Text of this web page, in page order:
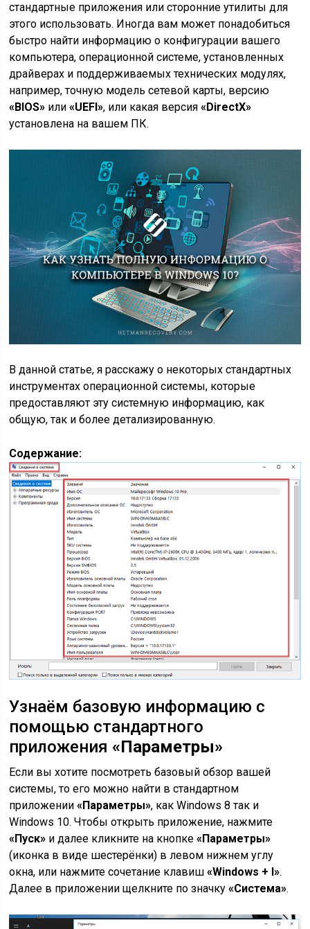
стандартные приложения или сторонние утилиты для
этого использовать. Иногда вам может понадобиться
быстро найти информацию о конфигурации вашего
компьютера, операционной системе, установленных
драйверах и поддерживаемых технических модулях,
например, точную модель сетевой карты, версию
«BIOS» или«UEFI», или какая версия«DirectX»
установлена на вашем ПК.
В данной статье, я расскажу о некоторых стандартных
инструментах операционной системы, которые
предоставляют эту системную информацию, как
общую, так и более детализированную.
Содержание:
Узнаём базовую информацию с
помощью стандартного
приложения «Параметры»
Если вы хотите посмотреть базовый обзор вашей
системы, то его можно найти в стандартном
приложении«Параметры», как Windows 8 так и
Windows 10. Чтобы открыть приложение, нажмите
«Пуск» и далее кликните на кнопке«Параметры»
(иконка в виде шестерёнки) в левом нижнем углу
окна, или нажмите сочетание клавиш«Windows + I».
Далее в приложении щелкните по значку«Система».